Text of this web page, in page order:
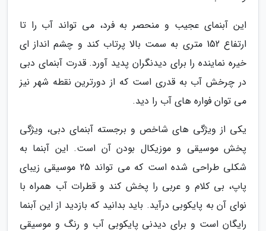
این آبنمای عجیب و منحصر به فرد، می تواند آب را تا
ارتفاع 152 متری به سمت بالا پرتاب کند و چشم انداز ای
خیره نماینده را برای دیدنگران پدید آورد. قدرت آبنمای دبی
در چرخش آب به قدری است که از دورترین نقطه شهر نیز
می توان فواره های آب را دید.
یکی از ویژگی های شاخص و برجسته آبنمای دبی، ویژگی
پخش موسیقی و موزیکال بودن آن است. این آبنما به
شکلی طراحی شده است که می تواند 25 موسیقی زیبای
پاپ، بی کلام و عربی را پخش کند و قطرات آب همراه با
نوای آن به پایکوبی درآید. باید بدانید که بازدید از این آبنما
رایگان است و برای دیدنی پایکوبی آب و رنگ و موسیقی